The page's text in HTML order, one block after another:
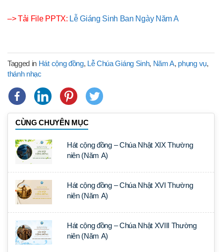
–> Tải File PPTX: Lễ Giáng Sinh Ban Ngày Năm A
Tagged in Hát cộng đồng, Lễ Chúa Giáng Sinh, Năm A, phụng vụ,
thánh nhạc
CÙNG CHUYÊN MỤC
Hát cộng đồng – Chúa Nhật XIX Thường
niên (Năm A)
Hát cộng đồng – Chúa Nhật XVI Thường
niên (Năm A)
Hát cộng đồng – Chúa Nhật XVIII Thường
niên (Năm A)